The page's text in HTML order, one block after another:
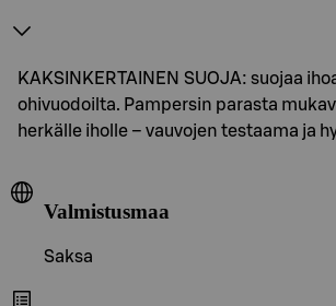
KAKSINKERTAINEN SUOJA: suojaa
ohivuodoilta. Pampersin parasta
herkälle iholle – vauvojen testaama ja
Valmistusmaa
Saksa